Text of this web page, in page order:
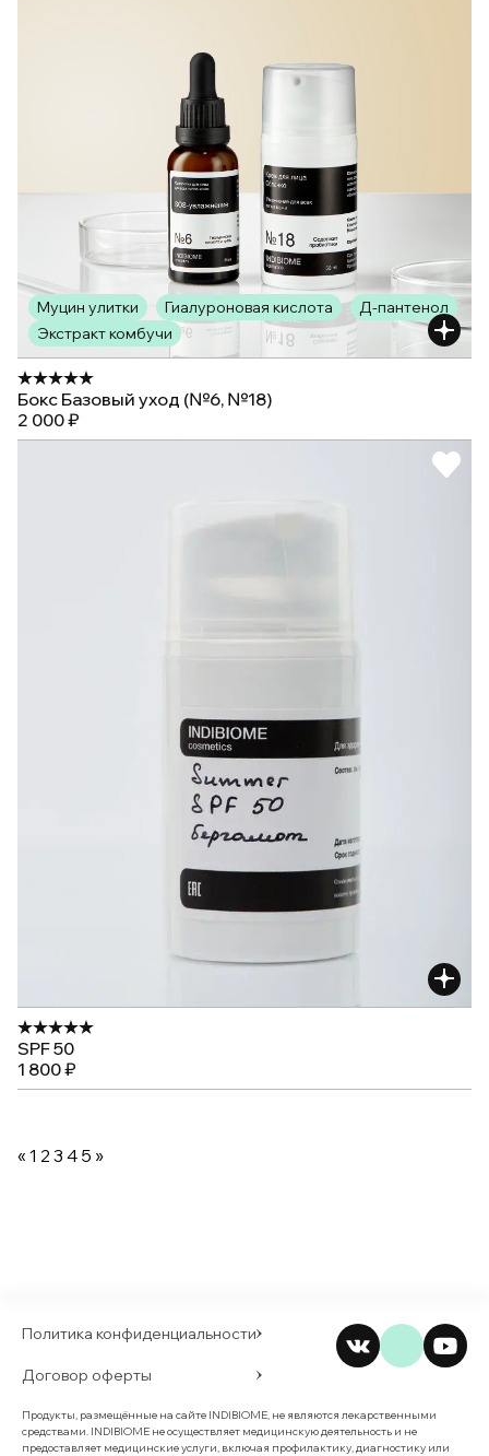
Муцин улитки Гиалуроновая кислота
Д-пантенол
Экстракт комбучи
Бокс Базовый уход (№6, №18)
2 000 ₽
SPF 50
1 800 ₽
« 1 2 3 4 5 »
Политика конфиденциальности
Договор оферты
Продукты, размещённые на сайте INDIBIOME, не являются лекарственными
средствами. INDIBIOME не осуществляет медицинскую деятельность и не
предоставляет медицинские услуги, включая профилактику, диагностику или